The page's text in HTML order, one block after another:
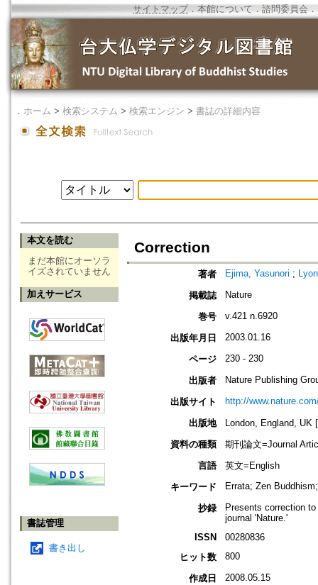
サイトマップ．本館について ． 諮問委員会 ．
． ホーム > 検索システム > 検索エンジン > 書誌の詳細内容
本文を読む
まだ本館にオーソラ
イズされていません
加えサービス
書誌管理
書き出し
Correction
著者 Ejima, Yasunori ;
掲載誌 Nature
巻号 v.421 n.6920
出版年月日 2003.01.16
ページ 230 - 230
出版者 Nature Publishing
出版サイト http://
出版地
London, England, UK
資料の種類
期刊論文=Journal
言語
英文=English
キーワード
Errata; Zen
抄録
Presents correction
journal 'Nature.'
ISSN
00280836
ヒット数
800
作成日 2008.05.15